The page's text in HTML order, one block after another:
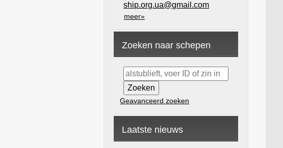
ship.org.ua@gmail.com
meer»
Zoeken naar schepen
Geavanceerd zoeken
Laatste nieuws